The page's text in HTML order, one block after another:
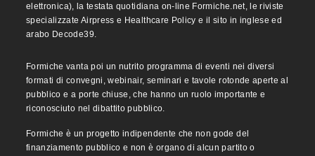
elettronica), la testata quotidiana on-line Formiche.net, le riviste
specializzate Airpress e Healthcare Policy e il sito in inglese ed
arabo Decode39.
Formiche vanta poi un nutrito programma di eventi nei diversi
formati di convegni, webinair, seminari e tavole rotonde aperte al
pubblico e a porte chiuse, che hanno un ruolo importante e
riconosciuto nel dibattito pubblico.
Formiche è un progetto indipendente che non gode del
finanziamento pubblico e non è organo di alcun partito o